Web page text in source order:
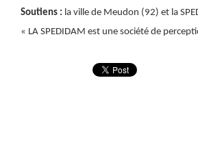
Soutiens : la ville de Meudon (92) et la
« LA SPEDIDAM est une société de